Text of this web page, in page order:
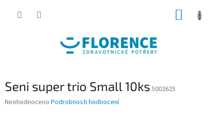
Seni super trio Small 10ks 5002625
Průměrné
Neohodnoceno Podrobnosti hodnocení